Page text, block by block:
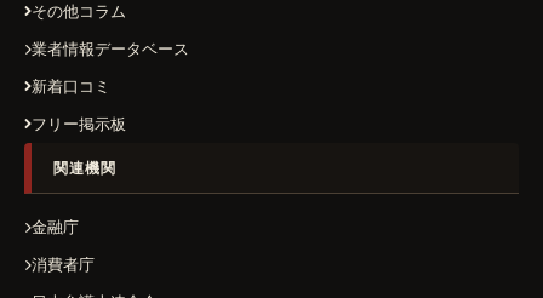
その他コラム
業者情報データベース
新着口コミ
フリー掲示板
関連機関
金融庁
消費者庁